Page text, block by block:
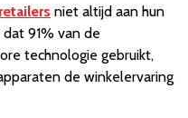
retailers niet altijd aan hun
91% van de
technologie gebruikt,
de winkelervaring